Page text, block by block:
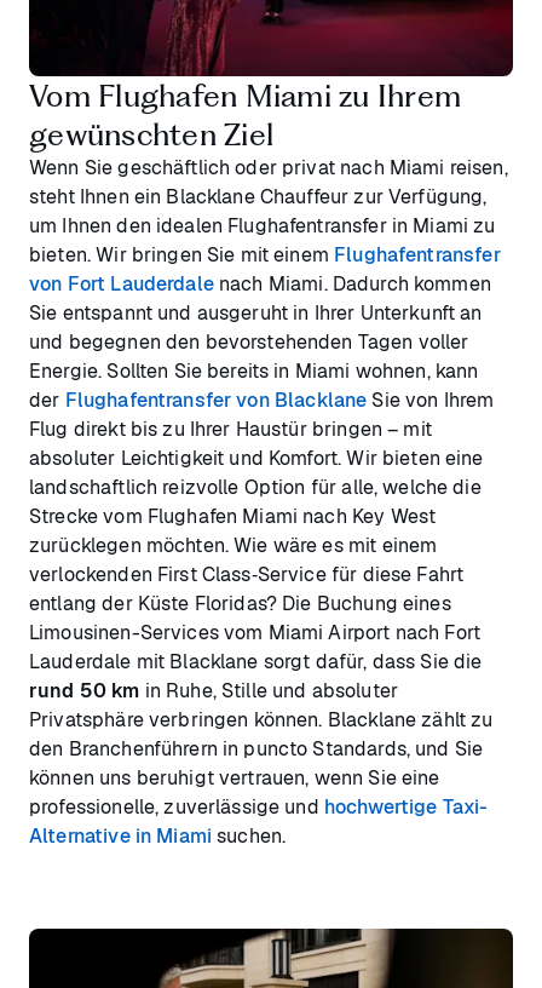
Vom Flughafen Miami zu Ihrem
gewünschten Ziel
Wenn Sie geschäftlich oder privat nach Miami reisen,
steht Ihnen ein Blacklane Chauffeur zur Verfügung,
um Ihnen den idealen Flughafentransfer in Miami zu
bieten. Wir bringen Sie mit einem Flughafentransfer
von Fort Lauderdalenach Miami. Dadurch kommen
Sie entspannt und ausgeruht in Ihrer Unterkunft an
und begegnen den bevorstehenden Tagen voller
Energie. Sollten Sie bereits in Miami wohnen, kann
der Flughafentransfer von Blacklane Sie von Ihrem
Flug direkt bis zu Ihrer Haustür bringen – mit
absoluter Leichtigkeit und Komfort. Wir bieten eine
landschaftlich reizvolle Option für alle, welche die
Strecke vom Flughafen Miami nach Key West
zurücklegen möchten. Wie wäre es mit einem
verlockenden First Class‑Service für diese Fahrt
entlang der Küste Floridas? Die Buchung eines
Limousinen-Services vom Miami Airport nach Fort
Lauderdale mit Blacklane sorgt dafür, dass Sie die
rund 50 km in Ruhe, Stille und absoluter
Privatsphäre verbringen können. Blacklane zählt zu
den Branchenführern in puncto Standards, und Sie
können uns beruhigt vertrauen, wenn Sie eine
professionelle, zuverlässige und hochwertige Taxi-
Alternative in Miami suchen.